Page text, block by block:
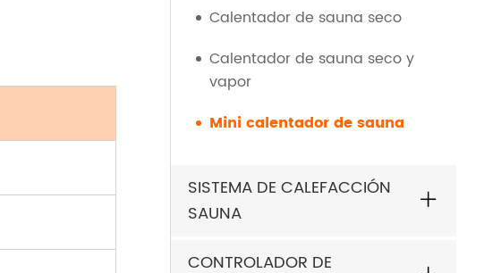
Calentador de sauna seco
Calentador de sauna seco y
vapor
Mini calentador de sauna
SISTEMA DE CALEFACCIÓN
SAUNA
CONTROLADOR DE